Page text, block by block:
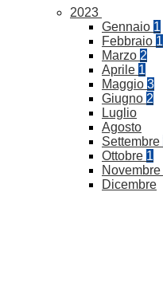
2023
Gennaio 1
Febbraio 1
Marzo 2
Aprile 1
Maggio 3
Giugno 2
Luglio
Agosto
Settembre
Ottobre 1
Novembre
Dicembre